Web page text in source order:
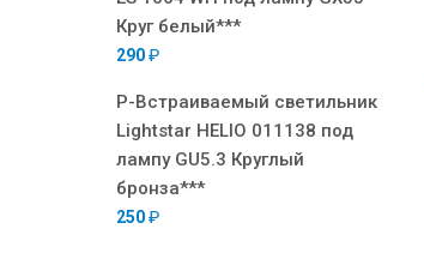
Круг белый***
290₽
Р-Встраиваемый светильник
Lightstar HELIO 011138 под
лампу GU5.3 Круглый
бронза***
250₽